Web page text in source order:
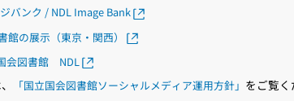
バンク / NDL Image Bank
館の展示（東京・関西）
会図書館 NDL
「国立国会図書館ソーシャルメディア運用方針」 をご覧く